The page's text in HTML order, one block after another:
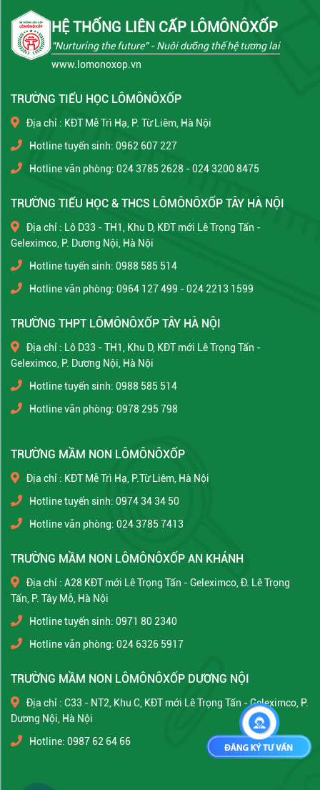
HỆ THỐNG LIÊN CẤP LÔMÔNÔXỐP
"Nurturing the future"- Nuôi dưỡng thế hệ tương lai
www.lomonoxop.vn
TRƯỜNG TIỂU HỌC LÔMÔNÔXỐP
Địa chỉ : KĐT Mễ Trì Hạ, P. Từ Liêm, Hà Nội
Hotline tuyển sinh: 0962 607 227
Hotline văn phòng: 024 3785 2628 - 024 3200 8475
TRƯỜNG TIỂU HỌC & THCS LÔMÔNÔXỐP TÂY HÀ NỘI
Địa chỉ : Lô D33 - TH1, Khu D, KĐT mới Lê Trọng Tấn -
Geleximco, P. Dương Nội, Hà Nội
Hotline tuyển sinh: 0988 585 514
Hotline văn phòng: 0964 127 499 - 024 2213 1599
TRƯỜNG THPT LÔMÔNÔXỐP TÂY HÀ NỘI
Địa chỉ : Lô D33 - TH1, Khu D, KĐT mới Lê Trọng Tấn -
Geleximco, P. Dương Nội, Hà Nội
Hotline tuyển sinh: 0988 585 514
Hotline văn phòng: 0978 295 798
TRƯỜNG MẦM NON LÔMÔNÔXỐP
Địa chỉ : KĐT Mễ Trì Hạ, P.Từ Liêm, Hà Nội
Hotline tuyển sinh: 0974 34 34 50
Hotline văn phòng: 024 3785 7413
TRƯỜNG MẦM NON LÔMÔNÔXỐP AN KHÁNH
Địa chỉ : A28 KĐT mới Lê Trọng Tấn - Geleximco, Đ. Lê Trọng
Tấn, P. Tây Mỗ, Hà Nội
Hotline tuyển sinh: 0971 80 2340
Hotline văn phòng: 024 6326 5917
TRƯỜNG MẦM NON LÔMÔNÔXỐP DƯƠNG NỘI
Địa chỉ : C33 - NT2, Khu C, KĐT mới Lê Trọng Tấn - Geleximco, P.
Dương Nội, Hà Nội
Hotline: 0987 62 64 66